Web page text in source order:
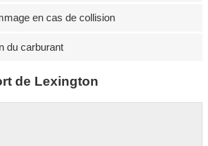
en cas de collision
du carburant
de Lexington